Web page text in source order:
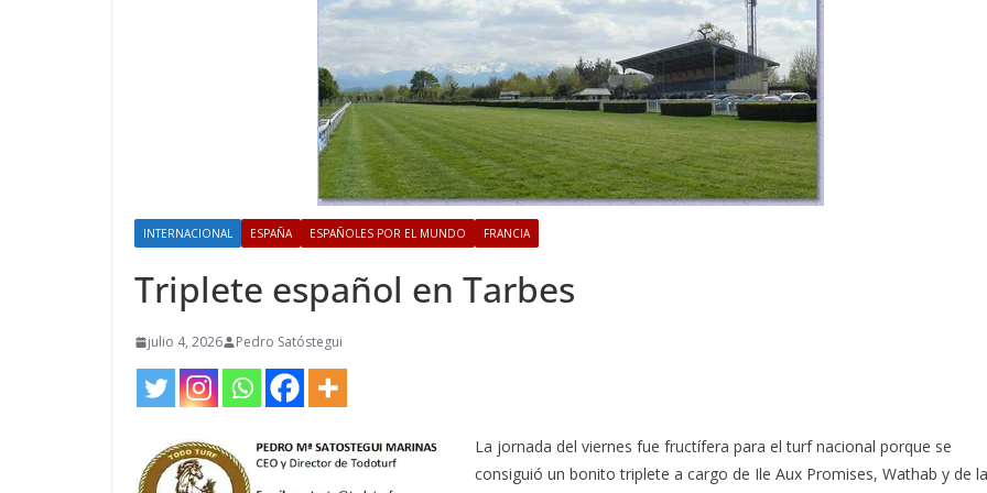
INTERNACIONAL ESPAÑA ESPAÑOLES POR EL MUNDO FRANCIA
Triplete español en Tarbes
julio 4, 2026 Pedro Satóstegui
La jornada del viernes fue fructífera para el turf nacional porque se
consiguió un bonito triplete a cargo de Ile Aux Promises, Wathab y de la